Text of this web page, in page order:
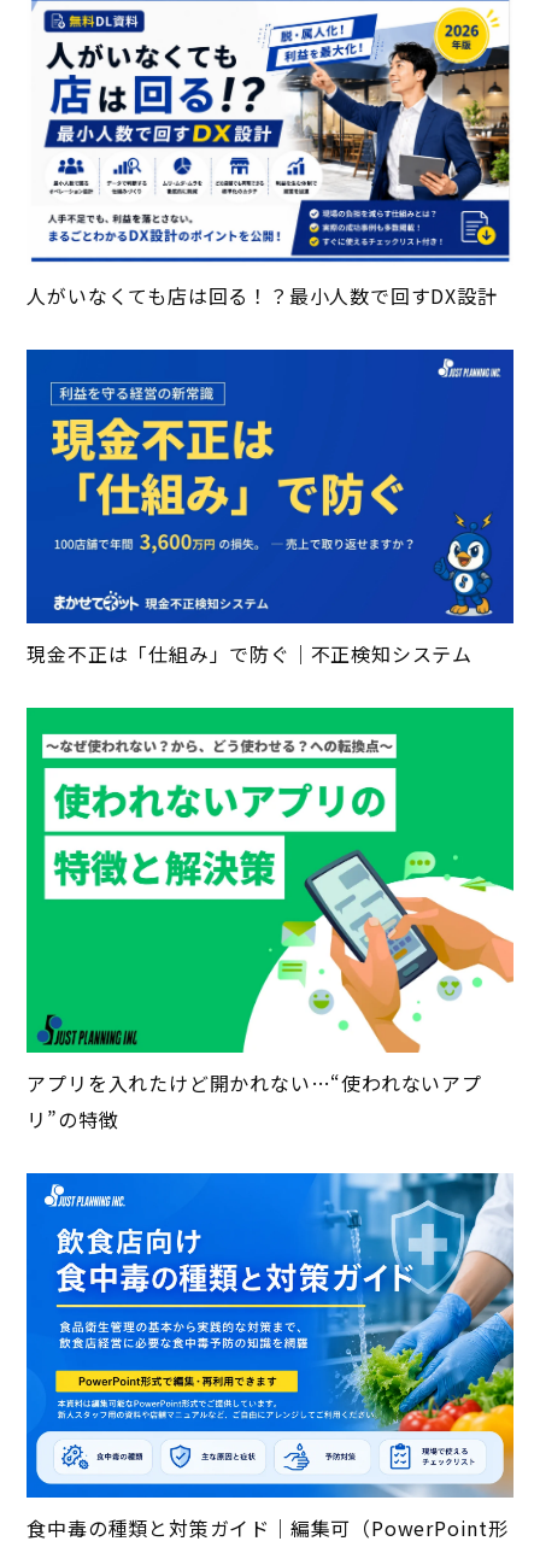
人がいなくても店は回る！？最小人数で回すDX設計
現金不正は「仕組み」で防ぐ｜不正検知システム
アプリを入れたけど開かれない…“使われないアプ
リ”の特徴
食中毒の種類と対策ガイド｜編集可（PowerPoint形